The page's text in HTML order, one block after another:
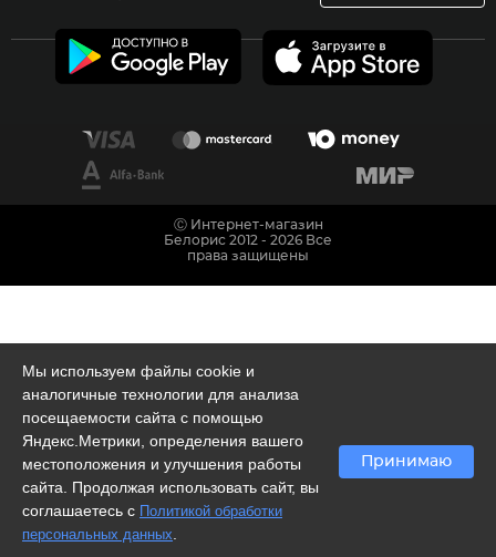
Мы используем файлы cookie и
аналогичные технологии для анализа
посещаемости сайта с помощью
Яндекс.Метрики, определения вашего
местоположения и улучшения работы
сайта. Продолжая использовать сайт, вы
соглашаетесь с Политикой обработки
персональных данных
Принимаю
Ⓒ Интернет-магазин
Белорис 2012 - 2026 Все
права защищены